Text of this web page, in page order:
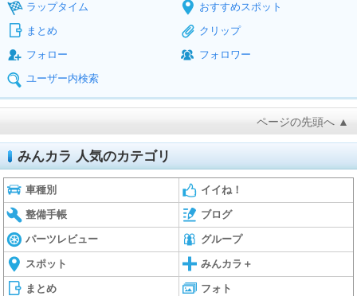
ラップタイム
おすすめスポット
まとめ
クリップ
フォロー
フォロワー
ユーザー内検索
ページの先頭へ ▲
みんカラ 人気のカテゴリ
車種別 イイね！
整備手帳 ブログ
パーツレビュー グループ
スポット みんカラ＋
まとめ フォト